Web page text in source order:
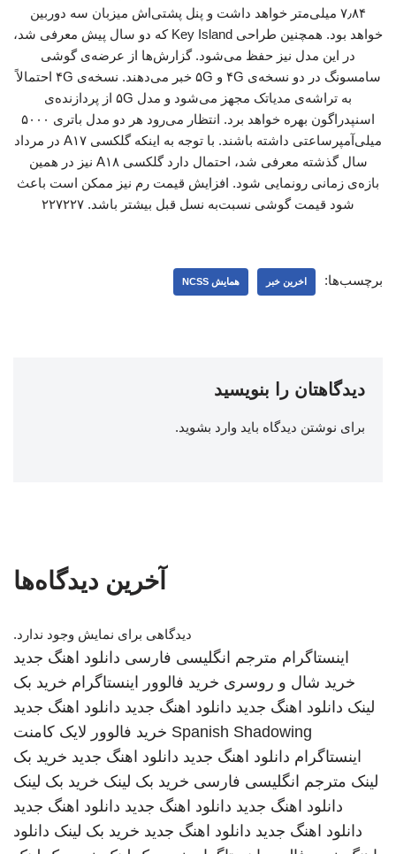
۷٫۸۴ میلی‌متر خواهد داشت و پنل پشتی‌اش میزبان سه دوربین
خواهد بود. همچنین طراحی Key Island که دو سال پیش معرفی شد،
در این مدل نیز حفظ می‌شود. گزارش‌ها از عرضه‌ی گوشی
سامسونگ در دو نسخه‌ی ۴G و ۵G خبر می‌دهند. نسخه‌ی ۴G احتمالاً
به تراشه‌ی مدیاتک مجهز می‌شود و مدل ۵G از پردازنده‌ی
اسنپدراگون بهره خواهد برد. انتظار می‌رود هر دو مدل باتری ۵۰۰۰
میلی‌آمپرساعتی داشته باشند. با توجه به اینکه گلکسی A۱۷ در مرداد
سال گذشته معرفی شد، احتمال دارد گلکسی A۱۸ نیز در همین
بازه‌ی زمانی رونمایی شود. افزایش قیمت رم نیز ممکن است باعث
شود قیمت گوشی نسبت‌به نسل قبل بیشتر باشد. ۲۲۷۲۲۷
برچسب‌ها: اخرین خبر همایش NCSS
دیدگاهتان را بنویسید
برای نوشتن دیدگاه باید وارد بشوید.
آخرین دیدگاه‌ها
دیدگاهی برای نمایش وجود ندارد.
اینستاگرام مترجم انگلیسی فارسی دانلود اهنگ جدید
خرید شال و روسری خرید فالوور اینستاگرام خرید بک
لینک دانلود اهنگ جدید دانلود اهنگ جدید دانلود اهنگ جدید
Spanish Shadowing خرید فالوور لایک کامنت
اینستاگرام دانلود اهنگ جدید دانلود اهنگ جدید خرید بک
لینک مترجم انگلیسی فارسی خرید بک لینک خرید بک لینک
دانلود اهنگ جدید دانلود اهنگ جدید دانلود اهنگ جدید
دانلود اهنگ جدید دانلود اهنگ جدید خرید بک لینک دانلود